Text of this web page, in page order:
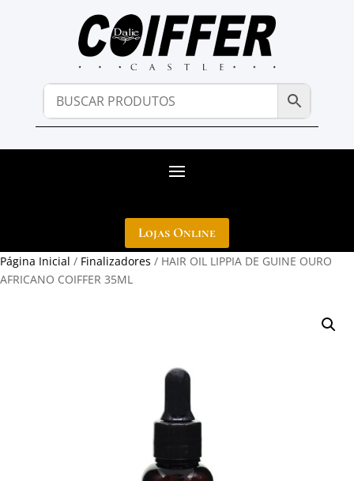
Lojas Online
Página Inicial / Finalizadores / HAIR OIL LIPPIA DE GUINE OURO
AFRICANO COIFFER 35ML